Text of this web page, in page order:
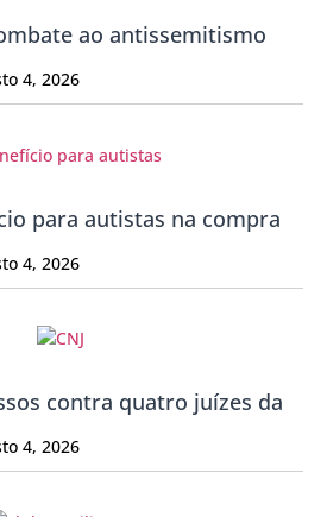
ao antissemitismo
4, 2026
para autistas na compra
4, 2026
contra quatro juízes da
4, 2026